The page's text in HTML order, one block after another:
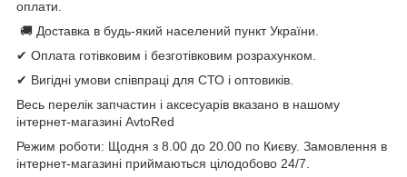
оплати.
🚚 Доставка в будь-який населений пункт України.
✔ Оплата готівковим і безготівковим розрахунком.
✔ Вигідні умови співпраці для СТО і оптовиків.
Весь перелік запчастин і аксесуарів вказано в нашому
інтернет-магазині AvtoRed
Режим роботи: Щодня з 8.00 до 20.00 по Києву. Замовлення в
інтернет-магазині приймаються цілодобово 24/7.